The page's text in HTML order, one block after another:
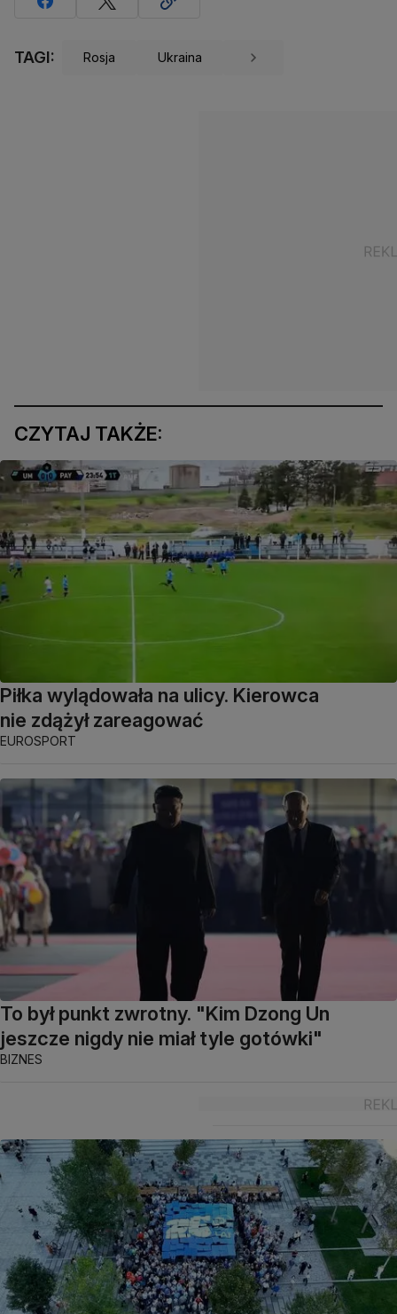
TAGI: Rosja Ukraina
CZYTAJ TAKŻE:
Piłka wylądowała na ulicy. Kierowca
nie zdążył zareagować
EUROSPORT
To był punkt zwrotny. "Kim Dzong Un
jeszcze nigdy nie miał tyle gotówki"
BIZNES